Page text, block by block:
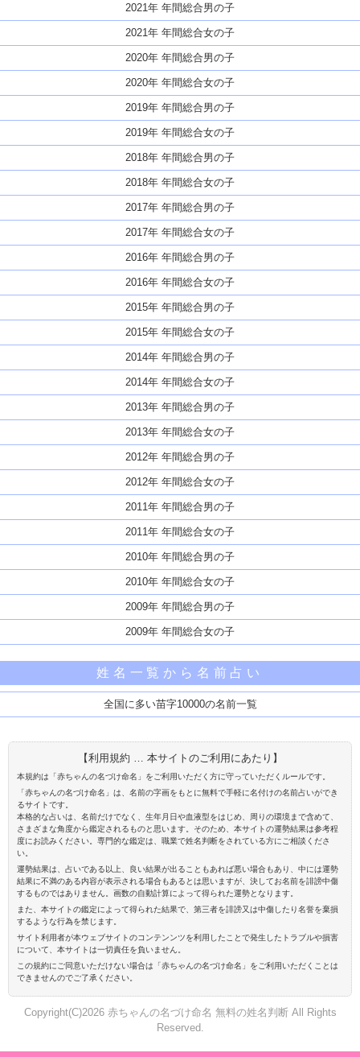
2021年 年間総合男の子
2021年 年間総合女の子
2020年 年間総合男の子
2020年 年間総合女の子
2019年 年間総合男の子
2019年 年間総合女の子
2018年 年間総合男の子
2018年 年間総合女の子
2017年 年間総合男の子
2017年 年間総合女の子
2016年 年間総合男の子
2016年 年間総合女の子
2015年 年間総合男の子
2015年 年間総合女の子
2014年 年間総合男の子
2014年 年間総合女の子
2013年 年間総合男の子
2013年 年間総合女の子
2012年 年間総合男の子
2012年 年間総合女の子
2011年 年間総合男の子
2011年 年間総合女の子
2010年 年間総合男の子
2010年 年間総合女の子
2009年 年間総合男の子
2009年 年間総合女の子
姓名一覧から名前占い
全国に多い苗字10000の名前一覧
【利用規約 … 本サイトのご利用にあたり】
本規約は「赤ちゃんの名づけ命名」をご利用いただく方に守っていただくルールです。
「赤ちゃんの名づけ命名」は、名前の字画をもとに無料で手軽に名付けの名前占いができ
るサイトです。
本格的な占いは、名前だけでなく、生年月日や血液型をはじめ、周りの環境まで含めて、
さまざまな角度から鑑定されるものと思います。そのため、本サイトの運勢結果は参考程
度にお読みください。専門的な鑑定は、職業で姓名判断をされている方にご相談くださ
い。
運勢結果は、占いである以上、良い結果が出ることもあれば悪い場合もあり、中には運勢
結果に不満のある内容が表示される場合もあるとは思いますが、決してお名前を誹謗中傷
するものではありません。画数の自動計算によって得られた運勢となります。
また、本サイトの鑑定によって得られた結果で、第三者を誹謗又は中傷したり名誉を棄損
するような行為を禁じます。
サイト利用者が本ウェブサイトのコンテンンツを利用したことで発生したトラブルや損害
について、本サイトは一切責任を負いません。
この規約にご同意いただけない場合は「赤ちゃんの名づけ命名」をご利用いただくことは
できませんのでご了承ください。
Copyright(C)2026 赤ちゃんの名づけ命名 無料の姓名判断 All Rights
Reserved.